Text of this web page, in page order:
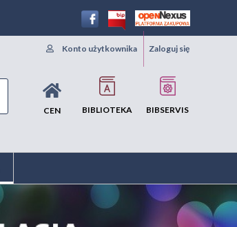
Konto użytkownika Zaloguj się
CEN BIBLIOTEKA BIBSERVIS